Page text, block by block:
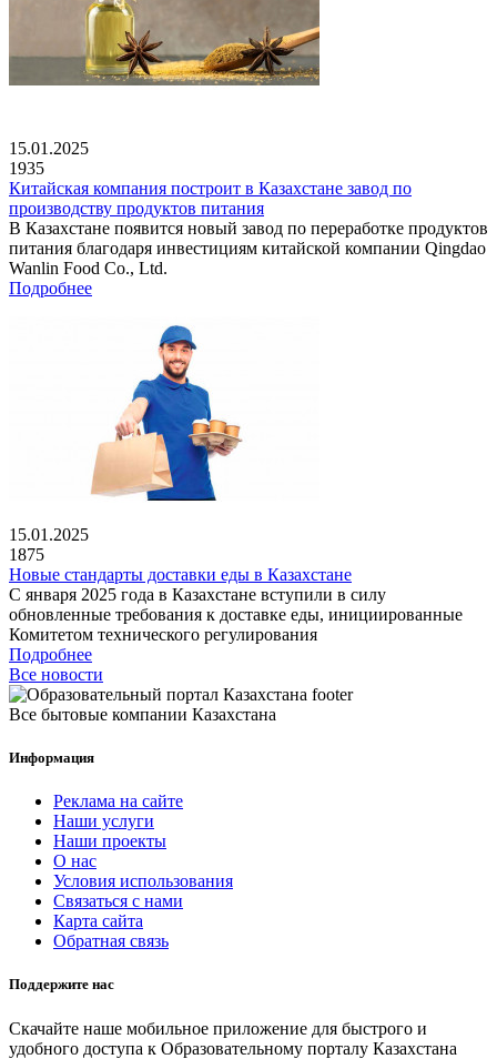
15.01.2025
1935
Китайская компания построит в Казахстане завод по
производству продуктов питания
В Казахстане появится новый завод по переработке продуктов
питания благодаря инвестициям китайской компании Qingdao
Wanlin Food Co., Ltd.
Подробнее
15.01.2025
1875
Новые стандарты доставки еды в Казахстане
С января 2025 года в Казахстане вступили в силу
обновленные требования к доставке еды, инициированные
Комитетом технического регулирования
Подробнее
Все новости
Все бытовые компании Казахстана
Информация
Реклама на сайте
Наши услуги
Наши проекты
О нас
Условия использования
Связаться с нами
Карта сайта
Обратная связь
Поддержите нас
Скачайте наше мобильное приложение для быстрого и
удобного доступа к Образовательному порталу Казахстана